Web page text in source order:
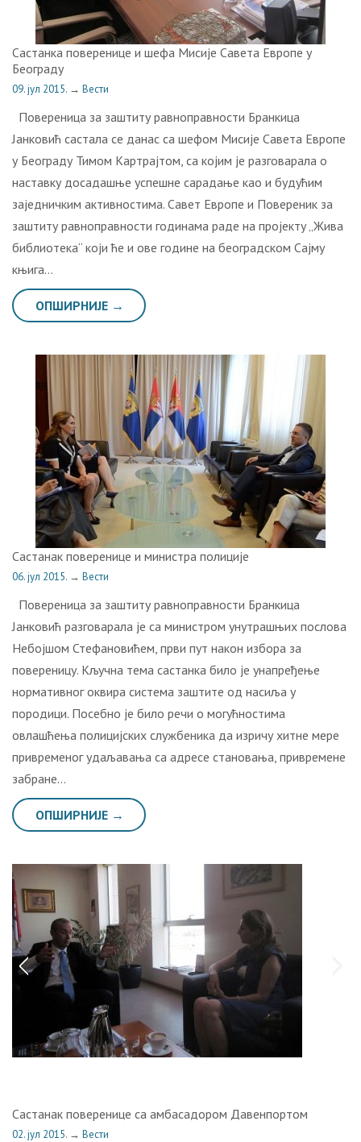
Састанка поверенице и шефа Мисије Савета Европе у
Београду
09. јул 2015. → Вести
Повереница за заштиту равноправности Бранкица
Јанковић састала се данас са шефом Мисије Савета Европе
у Београду Тимом Картрајтом, са којим је разговарала о
наставку досадашње успешне сарадање као и будућим
заједничким активностима. Савет Европе и Повереник за
заштиту равноправности годинама раде на пројекту „Жива
библиотека“ који ће и ове године на београдском Сајму
књига…
ОПШИРНИЈЕ →
Састанак поверенице и министра полиције
06. јул 2015. → Вести
Повереница за заштиту равноправности Бранкица
Јанковић разговарала је са министром унутрашњих послова
Небојшом Стефановићем, први пут након избора за
повереницу. Кључна тема састанка било је унапређење
нормативног оквира система заштите од насиља у
породици. Посебно је било речи о могућностима
овлашћења полицијских службеника да изричу хитне мере
привременог удаљавања са адресе становања, привремене
забране…
ОПШИРНИЈЕ →
Састанак поверенице са амбасадором Давенпортом
02. јул 2015. → Вести